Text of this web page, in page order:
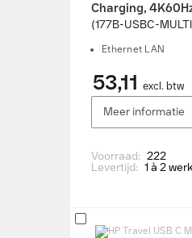
Charging,
10Gbps Hub, SD
/ Dell / HP Docks
- Grijs
(177B-USBC-
Ethernet LAN
53,11 excl. btw
Meer informatie
Voorraad: 222
Levertijd: 1 à 2